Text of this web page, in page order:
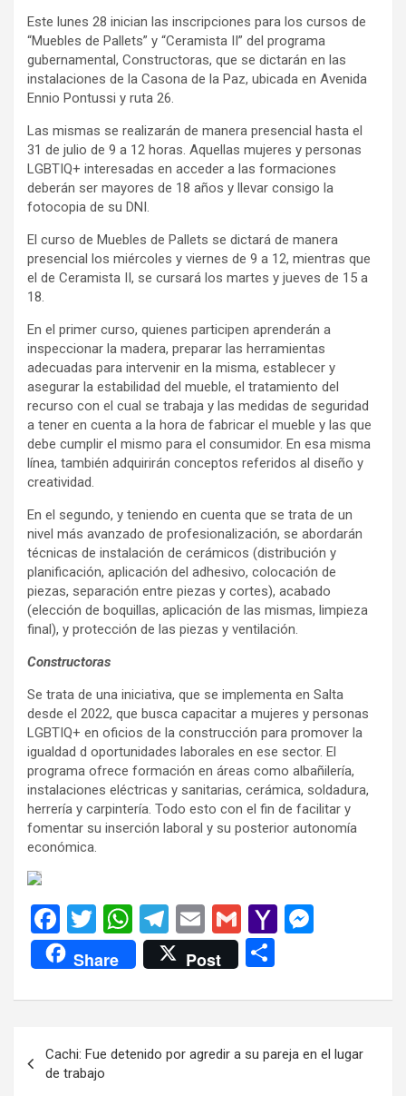
Este lunes 28 inician las inscripciones para los cursos de
“Muebles de Pallets” y “Ceramista II” del programa
gubernamental, Constructoras, que se dictarán en las
instalaciones de la Casona de la Paz, ubicada en Avenida
Ennio Pontussi y ruta 26.
Las mismas se realizarán de manera presencial hasta el
31 de julio de 9 a 12 horas. Aquellas mujeres y personas
LGBTIQ+ interesadas en acceder a las formaciones
deberán ser mayores de 18 años y llevar consigo la
fotocopia de su DNI.
El curso de Muebles de Pallets se dictará de manera
presencial los miércoles y viernes de 9 a 12, mientras que
el de Ceramista II, se cursará los martes y jueves de 15 a
18.
En el primer curso, quienes participen aprenderán a
inspeccionar la madera, preparar las herramientas
adecuadas para intervenir en la misma, establecer y
asegurar la estabilidad del mueble, el tratamiento del
recurso con el cual se trabaja y las medidas de seguridad
a tener en cuenta a la hora de fabricar el mueble y las que
debe cumplir el mismo para el consumidor. En esa misma
línea, también adquirirán conceptos referidos al diseño y
creatividad.
En el segundo, y teniendo en cuenta que se trata de un
nivel más avanzado de profesionalización, se abordarán
técnicas de instalación de cerámicos (distribución y
planificación, aplicación del adhesivo, colocación de
piezas, separación entre piezas y cortes), acabado
(elección de boquillas, aplicación de las mismas, limpieza
final), y protección de las piezas y ventilación.
Constructoras
Se trata de una iniciativa, que se implementa en Salta
desde el 2022, que busca capacitar a mujeres y personas
LGBTIQ+ en oficios de la construcción para promover la
igualdad d oportunidades laborales en ese sector. El
programa ofrece formación en áreas como albañilería,
instalaciones eléctricas y sanitarias, cerámica, soldadura,
herrería y carpintería. Todo esto con el fin de facilitar y
fomentar su inserción laboral y su posterior autonomía
económica.
F
a
ce
b
o
T
wi
tt
er
W
h
at
s
p
T
el
e
gr
m
E
m
ail
G
m
ail
Y
o
M
n
er
Share Post
m
p
ar
de
Cachi: Fue detenido por agredir a su pareja en el lugar
de trabajo